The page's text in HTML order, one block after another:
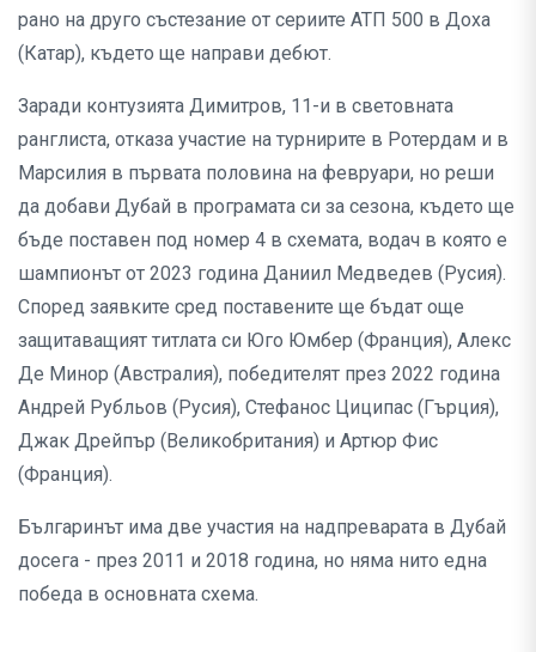
рано на друго състезание от сериите АТП 500 в Доха
(Катар), където ще направи дебют.
Заради контузията Димитров, 11-и в световната
ранглиста, отказа участие на турнирите в Ротердам и в
Марсилия в първата половина на февруари, но реши
да добави Дубай в програмата си за сезона, където ще
бъде поставен под номер 4 в схемата, водач в която е
шампионът от 2023 година Даниил Медведев (Русия).
Според заявките сред поставените ще бъдат още
защитаващият титлата си Юго Юмбер (Франция), Алекс
Де Минор (Австралия), победителят през 2022 година
Андрей Рубльов (Русия), Стефанос Циципас (Гърция),
Джак Дрейпър (Великобритания) и Артюр Фис
(Франция).
Българинът има две участия на надпреварата в Дубай
досега - през 2011 и 2018 година, но няма нито една
победа в основната схема.